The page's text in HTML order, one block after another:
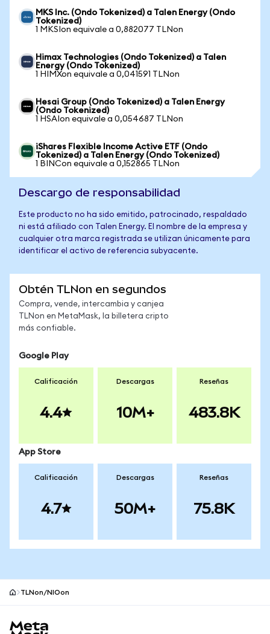
MKS Inc. (Ondo Tokenized) a Talen Energy (Ondo
Tokenized)
1 MKSIon equivale a 0,882077 TLNon
Himax Technologies (Ondo Tokenized) a Talen
Energy (Ondo Tokenized)
1 HIMXon equivale a 0,041591 TLNon
Hesai Group (Ondo Tokenized) a Talen Energy
(Ondo Tokenized)
1 HSAIon equivale a 0,054687 TLNon
iShares Flexible Income Active ETF (Ondo
Tokenized) a Talen Energy (Ondo Tokenized)
1 BINCon equivale a 0,152865 TLNon
Descargo de responsabilidad
Este producto no ha sido emitido, patrocinado, respaldado
ni está afiliado con Talen Energy. El nombre de la empresa y
cualquier otra marca registrada se utilizan únicamente para
identificar el activo de referencia subyacente.
Obtén TLNon en segundos
Compra, vende, intercambia y canjea
TLNon en MetaMask, la billetera cripto
más confiable.
Google Play
Calificación
4.4
Descargas
10M+
Reseñas
483.8K
App Store
Calificación
4.7
Descargas
50M+
Reseñas
75.8K
TLNon/NIOon